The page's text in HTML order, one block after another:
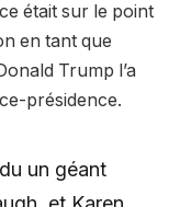
était sur le point
en tant que
Trump l’a
présidence.
un géant